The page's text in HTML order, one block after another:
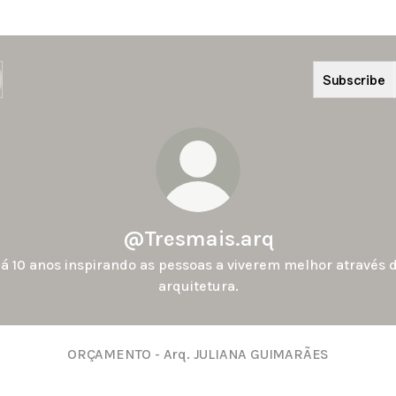
Subscribe
@Tresmais.arq
10 anos inspirando as pessoas a viverem melhor através
arquitetura.
ORÇAMENTO - Arq. JULIANA GUIMARÃES